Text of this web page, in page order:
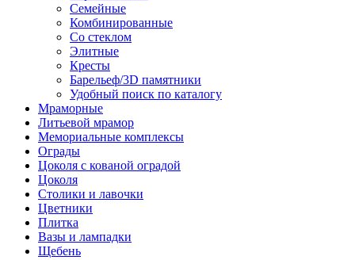
Семейные
Комбинированные
Со стеклом
Элитные
Кресты
Барельеф/3D памятники
Удобный поиск по каталогу
Мраморные
Литьевой мрамор
Мемориальные комплексы
Ограды
Цоколя с кованой оградой
Цоколя
Столики и лавочки
Цветники
Плитка
Вазы и лампадки
Щебень